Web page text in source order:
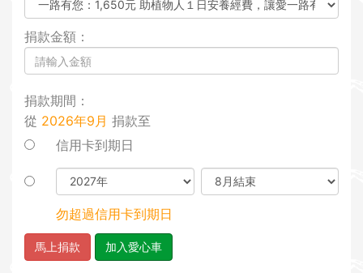
n
捐款金額：
捐款期間：
從 2026年9月 捐款至
信用卡到期日
勿超過信用卡到期日
馬上捐款 加入愛心車